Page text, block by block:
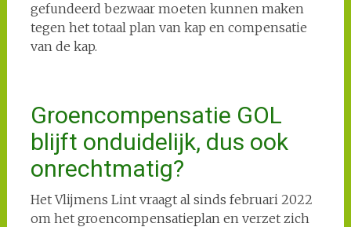
gefundeerd bezwaar moeten kunnen maken
tegen het totaal plan van kap en compensatie
van de kap.
Groencompensatie GOL
blijft onduidelijk, dus ook
onrechtmatig?
Het Vlijmens Lint vraagt al sinds februari 2022
om het groencompensatieplan en verzet zich